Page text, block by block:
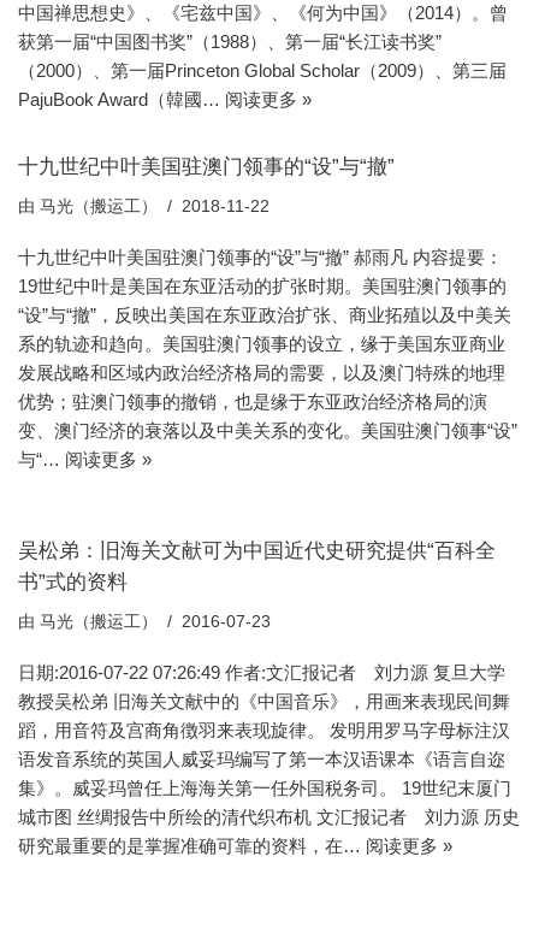
中国禅思想史》、《宅兹中国》、《何为中国》（2014）。曾
获第一届“中国图书奖”（1988）、第一届“长江读书奖”
（2000）、第一届Princeton Global Scholar（2009）、第三届
PajuBook Award（韓國… 阅读更多 »
十九世纪中叶美国驻澳门领事的“设”与“撤”
由 马光（搬运工） 2018-11-22
十九世纪中叶美国驻澳门领事的“设”与“撤” 郝雨凡 内容提要：
19世纪中叶是美国在东亚活动的扩张时期。美国驻澳门领事的
“设”与“撤”，反映出美国在东亚政治扩张、商业拓殖以及中美关
系的轨迹和趋向。美国驻澳门领事的设立，缘于美国东亚商业
发展战略和区域内政治经济格局的需要，以及澳门特殊的地理
优势；驻澳门领事的撤销，也是缘于东亚政治经济格局的演
变、澳门经济的衰落以及中美关系的变化。美国驻澳门领事“设”
与“… 阅读更多 »
吴松弟：旧海关文献可为中国近代史研究提供“百科全
书”式的资料
由 马光（搬运工） 2016-07-23
日期:2016-07-22 07:26:49 作者:文汇报记者 刘力源 复旦大学
教授吴松弟 旧海关文献中的《中国音乐》，用画来表现民间舞
蹈，用音符及宫商角徴羽来表现旋律。 发明用罗马字母标注汉
语发音系统的英国人威妥玛编写了第一本汉语课本《语言自迩
集》。威妥玛曾任上海海关第一任外国税务司。 19世纪末厦门
城市图 丝绸报告中所绘的清代织布机 文汇报记者 刘力源 历史
研究最重要的是掌握准确可靠的资料，在… 阅读更多 »